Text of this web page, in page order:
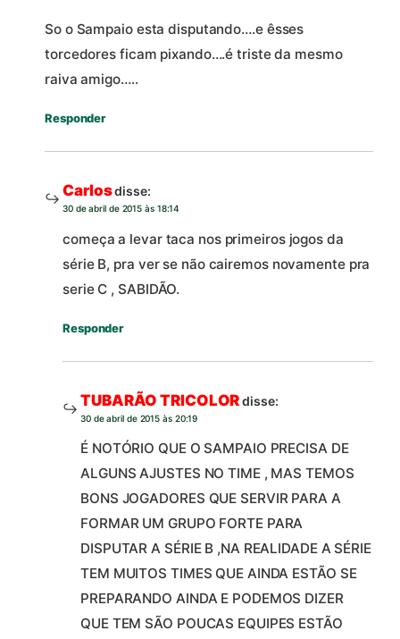
So o Sampaio esta disputando….e êsses
torcedores ficam pixando….é triste da mesmo
raiva amigo…..
Responder
Carlosdisse:
30 de abril de 2015 às 18:14
começa a levar taca nos primeiros jogos da
série B, pra ver se não cairemos novamente pra
serie C , SABIDÃO.
Responder
TUBARÃO TRICOLORdisse:
30 de abril de 2015 às 20:19
É NOTÓRIO QUE O SAMPAIO PRECISA DE
ALGUNS AJUSTES NO TIME , MAS TEMOS
BONS JOGADORES QUE SERVIR PARA A
FORMAR UM GRUPO FORTE PARA
DISPUTAR A SÉRIE B ,NA REALIDADE A SÉRIE
TEM MUITOS TIMES QUE AINDA ESTÃO SE
PREPARANDO AINDA E PODEMOS DIZER
QUE TEM SÃO POUCAS EQUIPES ESTÃO